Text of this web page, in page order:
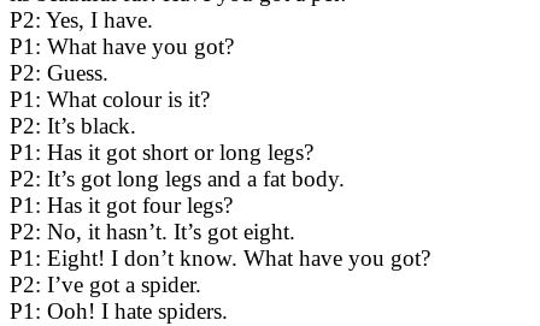
P2: Yes, I have.
P1: What have you got?
P2: Guess.
P1: What colour is it?
P2: It’s black.
P1: Has it got short or long legs?
P2: It’s got long legs and a fat body.
P1: Has it got four legs?
P2: No, it hasn’t. It’s got eight.
P1: Eight! I don’t know. What have you got?
P2: I’ve got a spider.
P1: Ooh! I hate spiders.